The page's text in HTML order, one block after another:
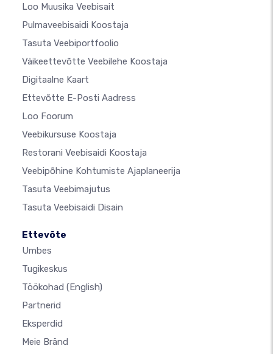
Loo Muusika Veebisait
Pulmaveebisaidi Koostaja
Tasuta Veebiportfoolio
Väikeettevõtte Veebilehe Koostaja
Digitaalne Kaart
Ettevõtte E-Posti Aadress
Loo Foorum
Veebikursuse Koostaja
Restorani Veebisaidi Koostaja
Veebipõhine Kohtumiste Ajaplaneerija
Tasuta Veebimajutus
Tasuta Veebisaidi Disain
Ettevõte
Umbes
Tugikeskus
Töökohad (English)
Partnerid
Eksperdid
Meie Bränd